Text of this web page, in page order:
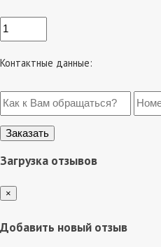
Контактные данные:
Загрузка отзывов
×
Добавить новый отзыв